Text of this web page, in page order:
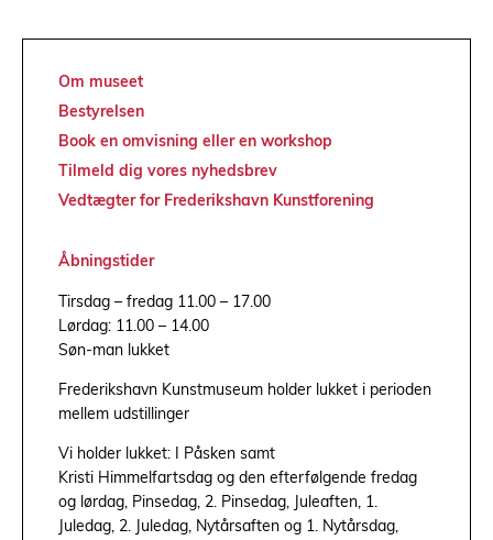
Om museet
Bestyrelsen
Book en omvisning eller en workshop
Tilmeld dig vores nyhedsbrev
Vedtægter for Frederikshavn Kunstforening
Åbningstider
Tirsdag – fredag 11.00 – 17.00
Lørdag: 11.00 – 14.00
Søn-man lukket
Frederikshavn Kunstmuseum holder lukket i perioden
mellem udstillinger
Vi holder lukket: I Påsken samt
Kristi Himmelfartsdag og den efterfølgende fredag
og lørdag, Pinsedag, 2. Pinsedag, Juleaften, 1.
Juledag, 2. Juledag, Nytårsaften og 1. Nytårsdag,